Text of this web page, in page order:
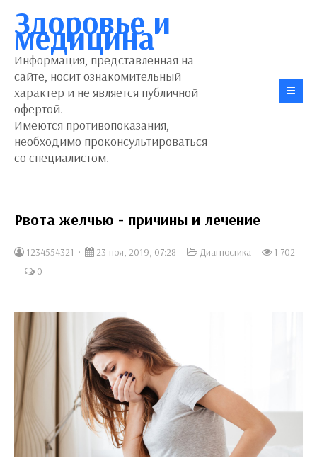
Здоровье и
медицина
Информация, представленная на
сайте, носит ознакомительный
характер и не является публичной
офертой.
Имеются противопоказания,
необходимо проконсультироваться
со специалистом.
Рвота желчью - причины и лечение
1234554321 23-ноя, 2019, 07:28 Диагностика
1 702
0